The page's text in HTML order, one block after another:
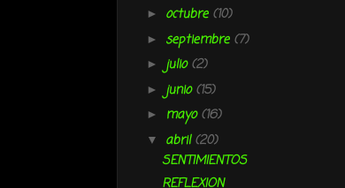
► octubre (10)
► septiembre (7)
► julio(2)
► junio(15)
► mayo(16)
▼ abril(20)
SENTIMIENTOS
REFLEXION